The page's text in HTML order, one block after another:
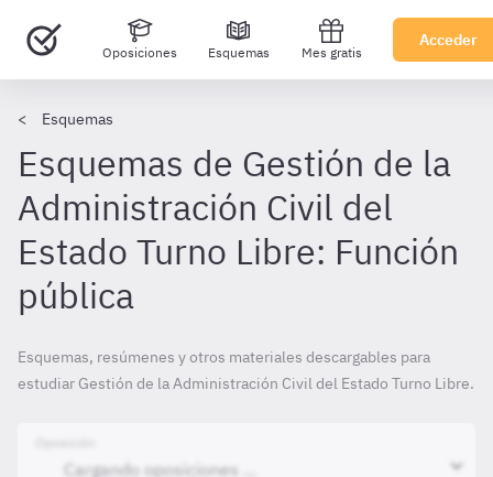
Oposiciones Esquemas Mes gratis
Acceder
Esquemas
Esquemas de Gestión de la
Administración Civil del
Estado Turno Libre: Función
pública
Esquemas, resúmenes y otros materiales descargables para
estudiar Gestión de la Administración Civil del Estado Turno Libre.